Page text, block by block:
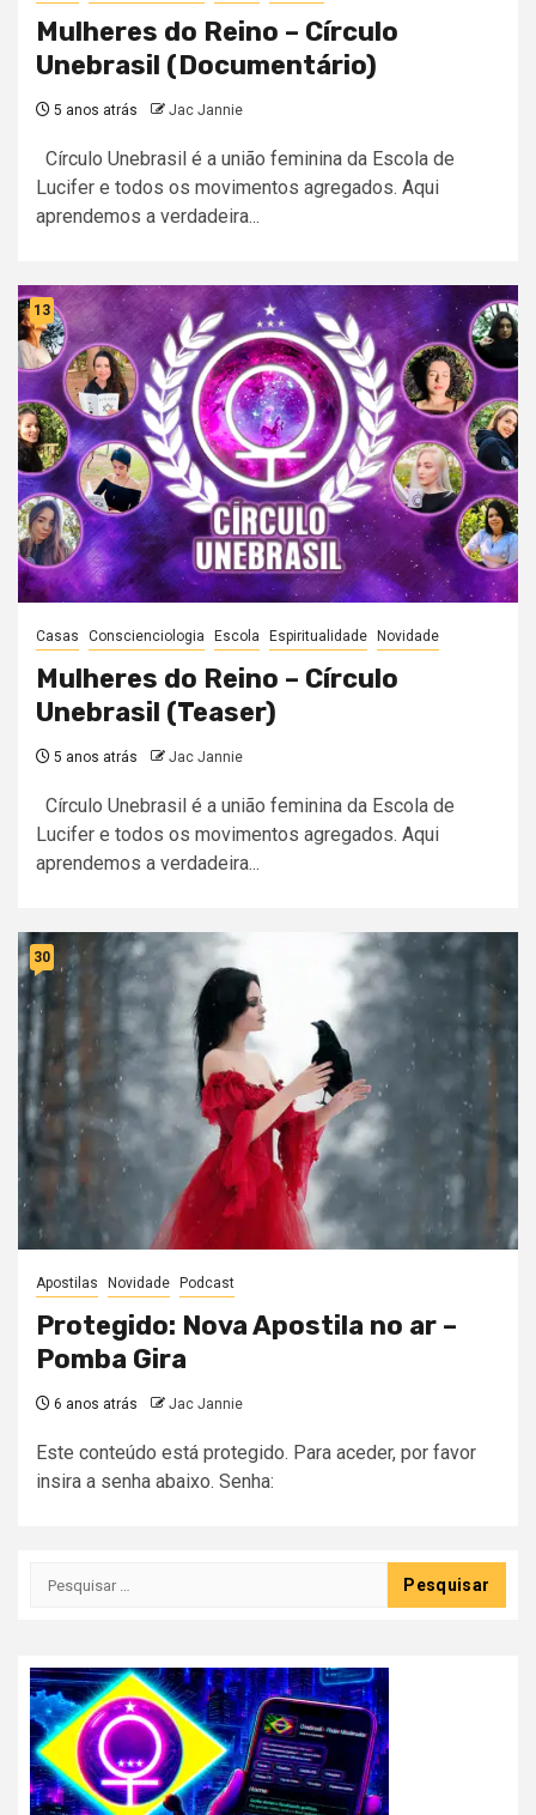
Mulheres do Reino – Círculo
Unebrasil (Documentário)
5 anos atrás Jac Jannie
Círculo Unebrasil é a união feminina da Escola de
Lucifer e todos os movimentos agregados. Aqui
aprendemos a verdadeira...
13
Casas Conscienciologia Escola Espiritualidade Novidade
Mulheres do Reino – Círculo
Unebrasil (Teaser)
5 anos atrás Jac Jannie
Círculo Unebrasil é a união feminina da Escola de
Lucifer e todos os movimentos agregados. Aqui
aprendemos a verdadeira...
30
Apostilas Novidade Podcast
Protegido: Nova Apostila no ar –
Pomba Gira
6 anos atrás Jac Jannie
Este conteúdo está protegido. Para aceder, por favor
insira a senha abaixo. Senha:
Pesquisar